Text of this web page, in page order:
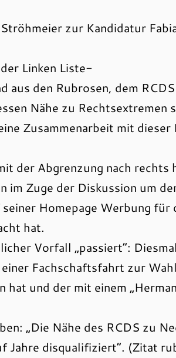
zur Kandidatur
Linken Liste-
aus den Rubrosen, dem
Nähe zu Rechtsextremen
Zusammenarbeit mit
der Abgrenzung nach rechts
im Zuge der Diskussion um
Homepage Werbung für
hat.
Vorfall „passiert“:
Fachschaftsfahrt zur
und der mit einem
„Die Nähe des RCDS zu
Jahre disqualifiziert“. (Zitat